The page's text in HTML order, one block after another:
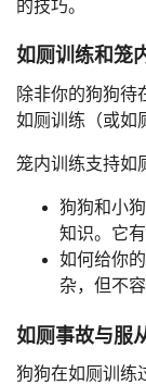
的技巧。
如厕训练和笼
除非你的狗狗待
如厕训练（或如
笼内训练支持如
狗狗和小
知识。它
如何给你
杂，但不
如厕事故与服
狗狗在如厕训练